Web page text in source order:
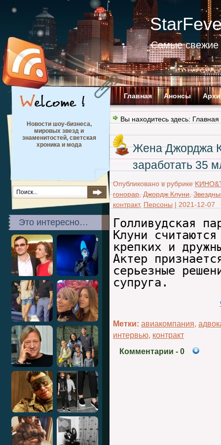
Самые свежие
Главная Анонсы
Новости шоу-бизнеса,
мировых звезд и
знаменитостей, светская
хроника и мода
Это интересно…
Вы находитесь здесь: Главная
Жена Джорджа
заработать 35
Опубликовано в рубрике
гонорар Джордж Клуни
контракт, Персоны | 2021-12-07
Голливудская
Клуни
крепких и
Актер
серьезные
супруга.
Метки: авиакомпания,
интервью, контракт
Комментарии - 0